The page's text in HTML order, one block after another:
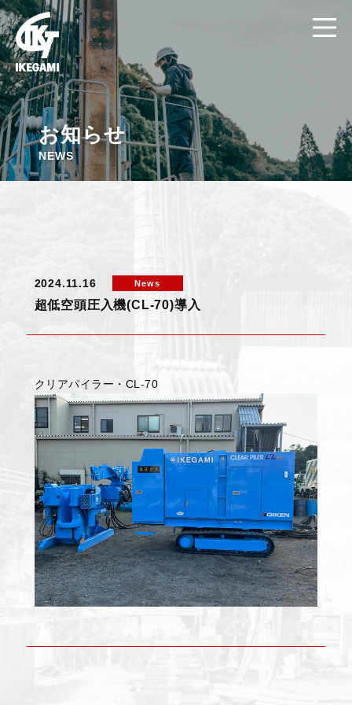
お知らせ
NEWS
2024.11.16 News
超低空頭圧入機(CL-70)導入
クリアパイラー・CL-70